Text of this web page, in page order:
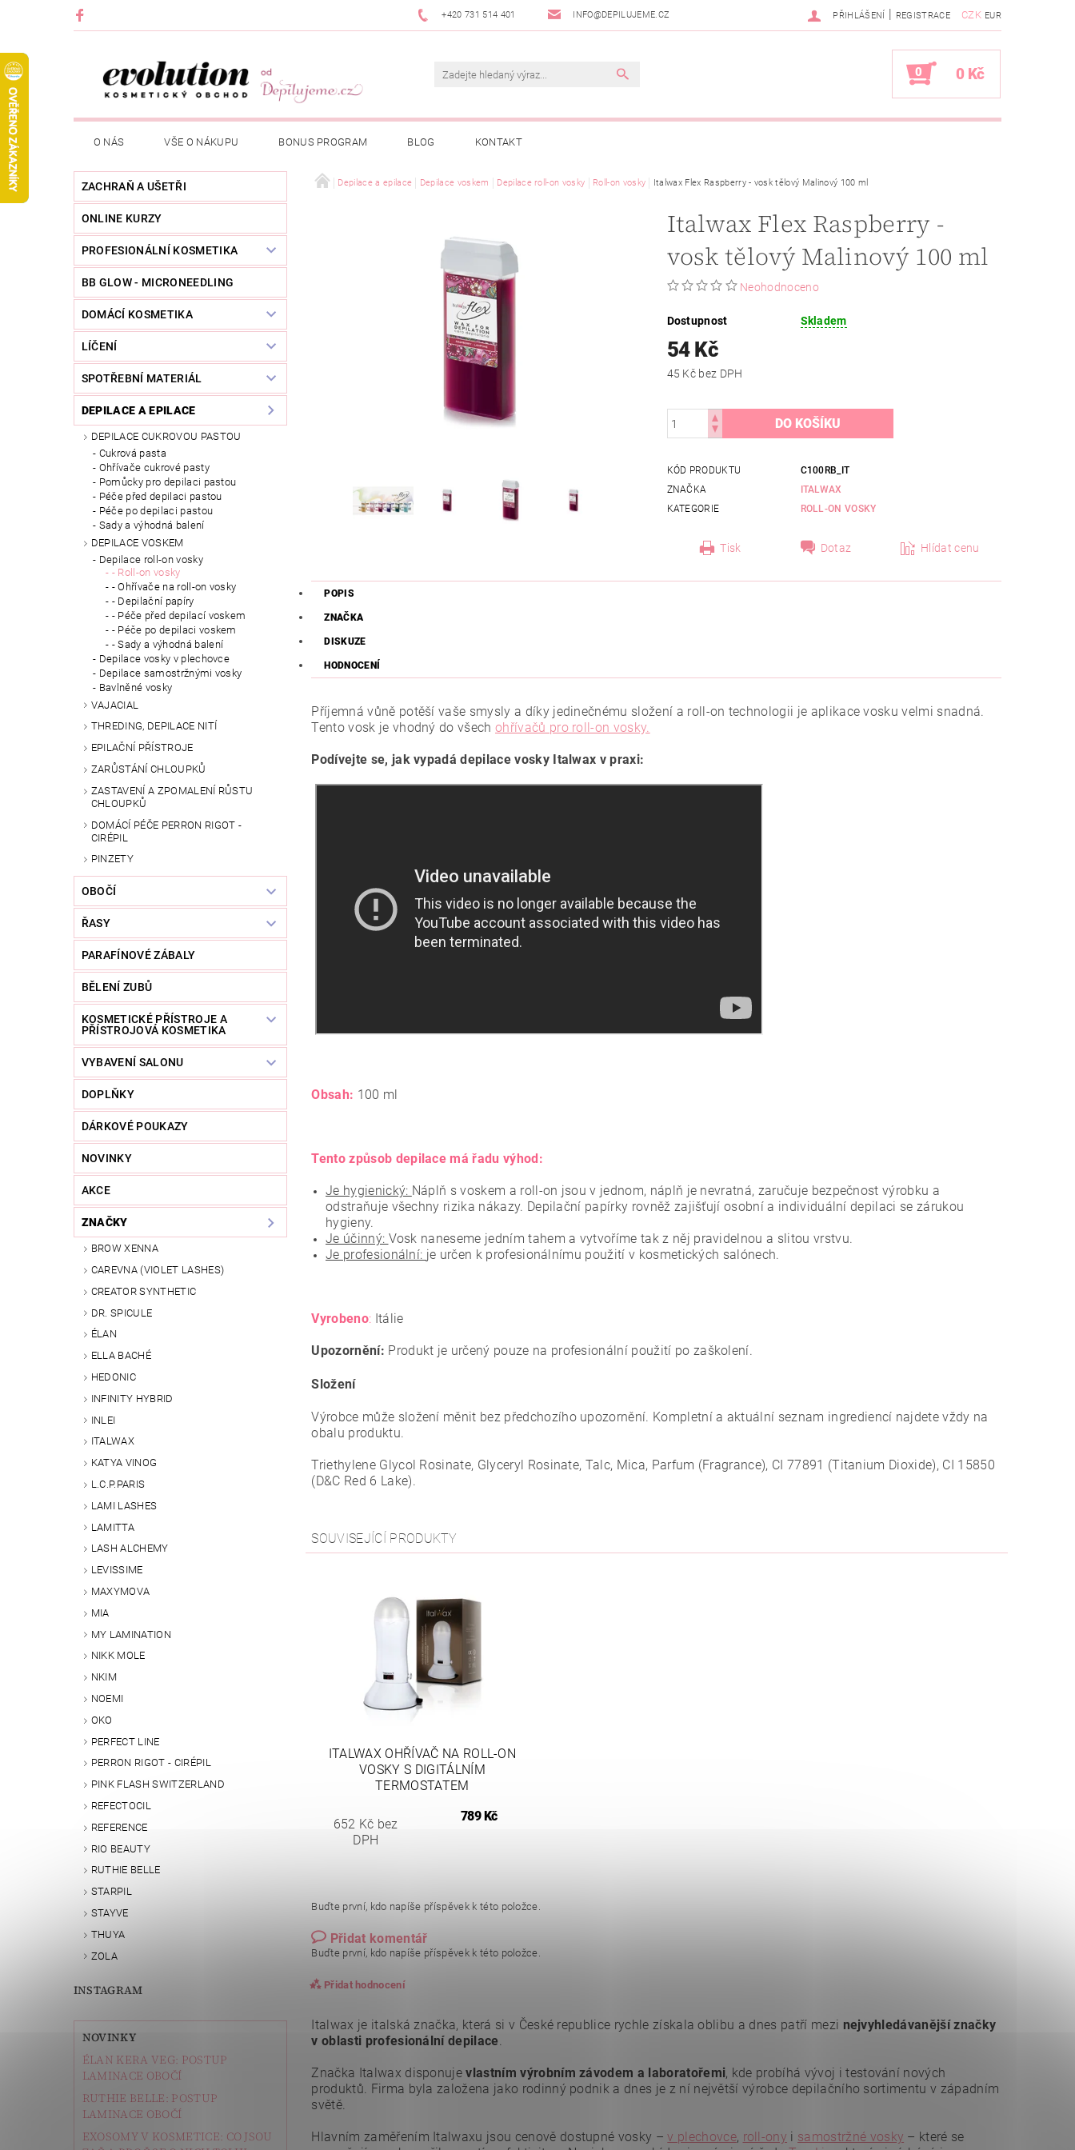
+420 731 514 401 INFO@DEPILUJEME.CZ CZK EUR
PŘIHLÁŠENÍ | REGISTRACE
0 0 Kč
O NÁS VŠE O NÁKUPU BONUS PROGRAM BLOG KONTAKT
ZACHRAŇ A UŠETŘI
ONLINE KURZY
PROFESIONÁLNÍ KOSMETIKA
BB GLOW - MICRONEEDLING
DOMÁCÍ KOSMETIKA
LÍČENÍ
SPOTŘEBNÍ MATERIÁL
DEPILACE A EPILACE
DEPILACE CUKROVOU PASTOU
Cukrová pasta
Ohřívače cukrové pasty
Pomůcky pro depilaci pastou
Péče před depilaci pastou
Péče po depilaci pastou
Sady a výhodná balení
DEPILACE VOSKEM
Depilace roll-on vosky
- Roll-on vosky
- Ohřívače na roll-on vosky
- Depilační papíry
- Péče před depilací voskem
- Péče po depilaci voskem
- Sady a výhodná balení
Depilace vosky v plechovce
Depilace samostržnými vosky
Bavlněné vosky
VAJACIAL
THREDING, DEPILACE NITÍ
EPILAČNÍ PŘÍSTROJE
ZARŮSTÁNÍ CHLOUPKŮ
ZASTAVENÍ A ZPOMALENÍ RŮSTU
CHLOUPKŮ
DOMÁCÍ PÉČE PERRON RIGOT -
CIRÉPIL
PINZETY
OBOČÍ
ŘASY
PARAFÍNOVÉ ZÁBALY
BĚLENÍ ZUBŮ
KOSMETICKÉ PŘÍSTROJE A
PŘÍSTROJOVÁ KOSMETIKA
VYBAVENÍ SALONU
DOPLŇKY
DÁRKOVÉ POUKAZY
NOVINKY
AKCE
ZNAČKY
BROW XENNA
CAREVNA (VIOLET LASHES)
CREATOR SYNTHETIC
DR. SPICULE
ÉLAN
ELLA BACHÉ
HEDONIC
INFINITY HYBRID
INLEI
ITALWAX
KATYA VINOG
L.C.P.PARIS
LAMI LASHES
LAMITTA
LASH ALCHEMY
LEVISSIME
MAXYMOVA
MIA
MY LAMINATION
NIKK MOLE
NKIM
NOEMI
OKO
PERFECT LINE
PERRON RIGOT - CIRÉPIL
PINK FLASH SWITZERLAND
REFECTOCIL
REFERENCE
RIO BEAUTY
RUTHIE BELLE
STARPIL
STAYVE
THUYA
ZOLA
INSTAGRAM
NOVINKY
ÉLAN KERA VEG: POSTUP
LAMINACE OBOČÍ
RUTHIE BELLE: POSTUP
LAMINACE OBOČÍ
EXOSOMY V KOSMETICE: CO JSOU
Depilace a epilace Depilace voskem Depilace roll-on vosky Roll-on vosky Italwax Flex Raspberry - vosk tělový Malinový 100 ml
Italwax Flex Raspberry -
vosk tělový Malinový 100 ml
Neohodnoceno
Dostupnost Skladem
54 Kč
45 Kč bez DPH
KÓD PRODUKTU
C100RB_IT
ZNAČKA
ITALWAX
KATEGORIE
ROLL-ON VOSKY
Tisk Dotaz Hlídat cenu
POPIS
ZNAČKA
DISKUZE
HODNOCENÍ
Příjemná vůně potěší vaše smysly a díky jedinečnému složení a roll-on technologii je aplikace vosku velmi snadná.
Tento vosk je vhodný do všechohřívačů pro roll-on vosky.
Podívejte se, jak vypadá depilace vosky Italwax v praxi:
Obsah: 100 ml
Tento způsob depilace má řadu výhod:
Je hygienický: Náplň s voskem a roll-on jsou v jednom, náplň je nevratná, zaručuje bezpečnost výrobku a
odstraňuje všechny rizika nákazy. Depilační papírky rovněž zajišťují osobní a individuální depilaci se zárukou
hygieny.
Je účinný: Vosk naneseme jedním tahem a vytvoříme tak z něj pravidelnou a slitou vrstvu.
Je profesionální: je určen k profesionálnímu použití v kosmetických salónech.
Vyrobeno: Itálie
Upozornění: Produkt je určený pouze na profesionální použití po zaškolení.
Složení
Výrobce může složení měnit bez předchozího upozornění. Kompletní a aktuální seznam ingrediencí najdete vždy na
obalu produktu.
Triethylene Glycol Rosinate, Glyceryl Rosinate, Talc, Mica, Parfum (Fragrance), CI 77891 (Titanium Dioxide), CI 15850
(D&C Red 6 Lake).
SOUVISEJÍCÍ PRODUKTY
ITALWAX OHŘÍVAČ NA ROLL-ON
VOSKY S DIGITÁLNÍM
TERMOSTATEM
652 Kč bez
DPH
789 Kč
Buďte první, kdo napíše příspěvek k této položce.
Přidat komentář
Buďte první, kdo napíše příspěvek k této položce.
Přidat hodnocení
Italwax je italská značka, která si v České republice rychle získala oblibu a dnes patří mezi nejvyhledávanější značky
v oblasti profesionální depilace.
Značka Italwax disponujevlastním výrobním závodem a laboratořemi, kde probíhá vývoj i testování nových
produktů. Firma byla založena jako rodinný podnik a dnes je z ní největší výrobce depilačního sortimentu v západním
světě.
Hlavním zaměřením Italwaxu jsou cenově dostupné vosky –v plechovce, roll-ony i samostržné vosky – které se